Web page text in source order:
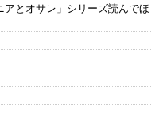
とオサレ」シリーズ読んでほ